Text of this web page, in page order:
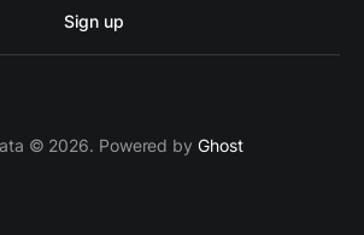
Sign up
© 2026. Powered by Ghost